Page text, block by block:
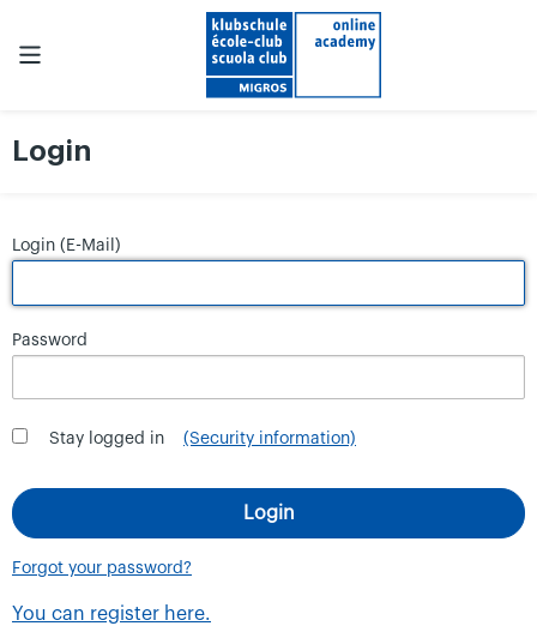
Login
Login (E-Mail)
Password
Stay logged in (Security information)
Forgot your password?
You can register here.